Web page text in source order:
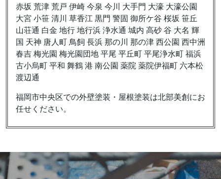
赤坂 荒津 荒戸 伊崎 今泉 今川 大手門 大濠 大濠公園
大宮 小笹 清川 草香江 黒門 警固 御所ケ谷 桜坂 笹丘
山荘通 白金 地行 地行浜 浄水通 城内 高砂 谷 大名 輝
国 天神 唐人町 鳥飼 長浜 那の川 那の津 西公園 西中洲
春吉 梅光園 梅光園団地 平尾 平丘町 平尾浄水町 福浜
古小烏町 平和 舞鶴 港 南公園 薬院 薬院伊福町 六本松
渡辺通
福岡市中央区での外壁塗装・屋根塗装は北部美創にお
任せください。